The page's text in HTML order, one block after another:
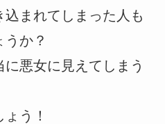
まれてしまった人も
か？
悪女に見えてしまう
う！